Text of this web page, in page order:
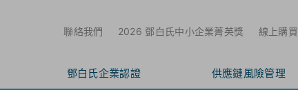
聯絡我們 2026 鄧白氏中小企業菁英獎 線上購買
鄧白氏企業認證 供應鏈風險管理